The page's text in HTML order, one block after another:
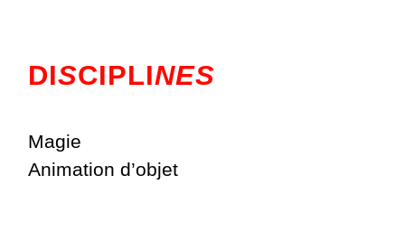
DISCIPLINES
Magie
Animation d’objet